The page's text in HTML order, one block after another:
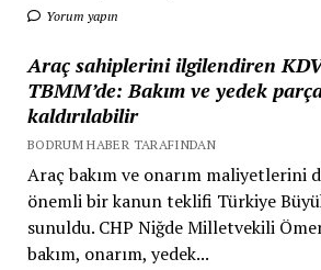
Yorum yapın
Araç sahiplerini ilgilendiren
TBMM’de: Bakım ve yedek
kaldırılabilir
BODRUM HABER TARAFINDAN
Araç bakım ve onarım maliyetlerini
önemli bir kanun teklifi Türkiye
sunuldu. CHP Niğde Milletvekili
bakım, onarım, yedek...